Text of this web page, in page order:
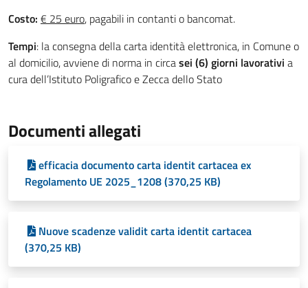
Costo: € 25 euro, pagabili in contanti o bancomat.
Tempi: la consegna della carta identità elettronica, in Comune o
al domicilio, avviene di norma in circasei (6) giorni lavorativi a
cura dell’Istituto Poligrafico e Zecca dello Stato
Documenti allegati
efficacia documento carta identit cartacea ex
Regolamento UE 2025_1208 (370,25 KB)
Nuove scadenze validit carta identit cartacea
(370,25 KB)